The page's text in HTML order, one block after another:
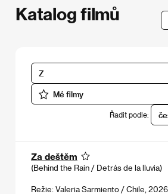
Katalog filmů
Z
Mé filmy
Řadit podle:
Za deštěm
(Behind the Rain / Detrás de la lluvia)
Režie: Valeria Sarmiento / Chile,